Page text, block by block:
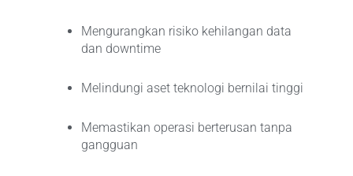
Mengurangkan risiko kehilangan data
dan downtime
Melindungi aset teknologi bernilai tinggi
Memastikan operasi berterusan tanpa
gangguan